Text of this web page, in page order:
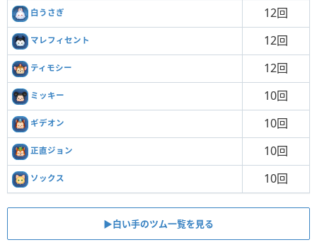
白うさぎ 12回
マレフィセント 12回
ティモシー 12回
ミッキー 10回
ギデオン 10回
正直ジョン 10回
ソックス 10回
▶︎白い手のツム一覧を見る